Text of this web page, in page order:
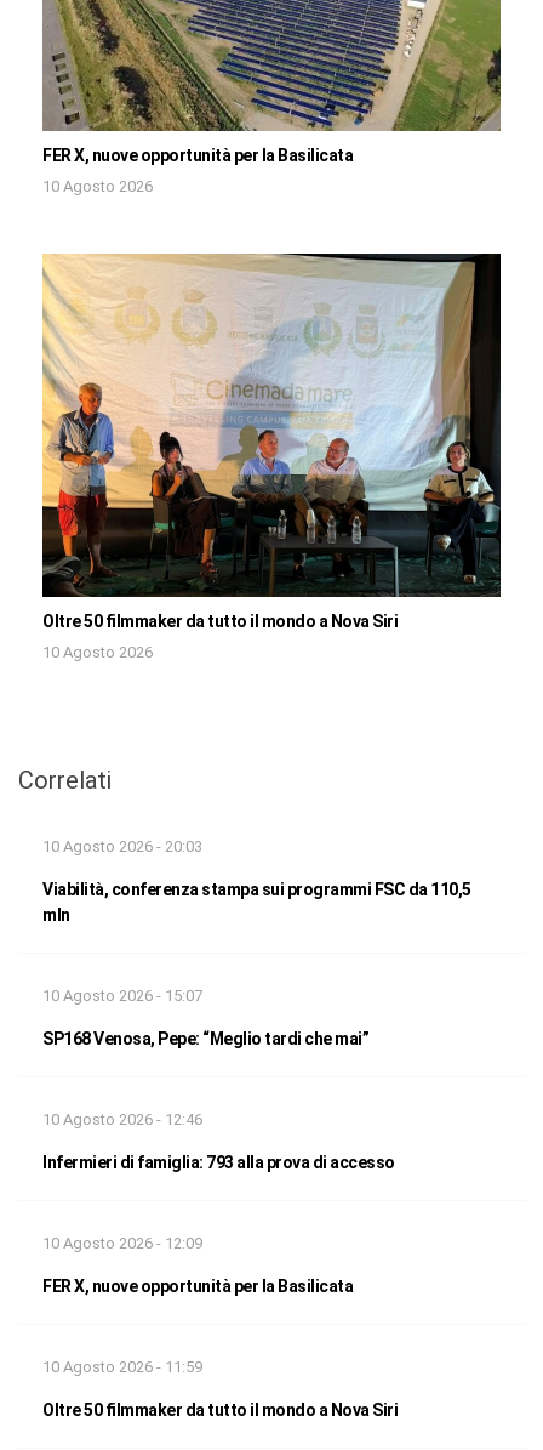
FER X, nuove opportunità per la Basilicata
10 Agosto 2026
Oltre 50 filmmaker da tutto il mondo a Nova Siri
10 Agosto 2026
Correlati
10 Agosto 2026 - 20:03
Viabilità, conferenza stampa sui programmi FSC da 110,5
mln
10 Agosto 2026 - 15:07
SP168 Venosa, Pepe: “Meglio tardi che mai”
10 Agosto 2026 - 12:46
Infermieri di famiglia: 793 alla prova di accesso
10 Agosto 2026 - 12:09
FER X, nuove opportunità per la Basilicata
10 Agosto 2026 - 11:59
Oltre 50 filmmaker da tutto il mondo a Nova Siri